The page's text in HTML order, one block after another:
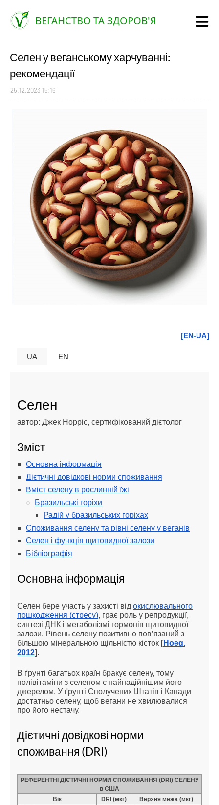
ВЕГАНСТВО ТА ЗДОРОВ'Я
Селен у веганському харчуванні:
рекомендації
25.12.2023 15:16
[EN-UA]
UA EN
Селен
автор: Джек Норріс, сертифікований дієтолог
Зміст
Основна інформація
Дієтичні довідкові норми споживання
Вміст селену в рослинній їжі
Бразильські горіхи
Радій у бразильських горіхах
Споживання селену та рівні селену у веганів
Селен і функція щитовидної залози
Бібліографія
Основна інформація
Селен бере участь у захисті від окислювального
пошкодження (стресу), грає роль у репродукції,
синтезі ДНК і метаболізмі гормонів щитовидної
залози. Рівень селену позитивно пов’язаний з
більшою мінеральною щільністю кісток [Hoeg,
2012].
В ґрунті багатьох країн бракує селену, тому
полівітаміни з селеном є найнадійнішим його
джерелом. У ґрунті Сполучених Штатів і Канади
достатньо селену, щоб вегани не хвилювалися
про його нестачу.
Дієтичні довідкові норми
споживання (DRI)
РЕФЕРЕНТНІ ДІЄТИЧНІ НОРМИ СПОЖИВАННЯ (DRI) СЕЛЕНУ
в США
Вік
DRI (мкг)
Верхня межа (мкг)